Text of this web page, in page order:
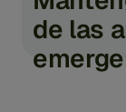
de las